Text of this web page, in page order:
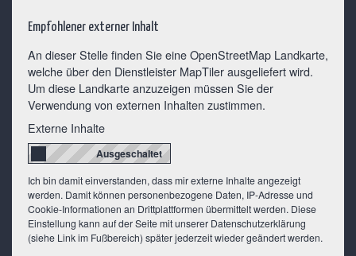
Empfohlener externer Inhalt
An dieser Stelle finden Sie eine OpenStreetMap Landkarte,
welche über den Dienstleister MapTiler ausgeliefert wird.
Um diese Landkarte anzuzeigen müssen Sie der
Verwendung von externen Inhalten zustimmen.
Externe Inhalte
Ich bin damit einverstanden, dass mir externe Inhalte angezeigt
werden. Damit können personenbezogene Daten, IP-Adresse und
Cookie-Informationen an Drittplattformen übermittelt werden. Diese
Einstellung kann auf der Seite mit unserer Datenschutzerklärung
(siehe Link im Fußbereich) später jederzeit wieder geändert werden.